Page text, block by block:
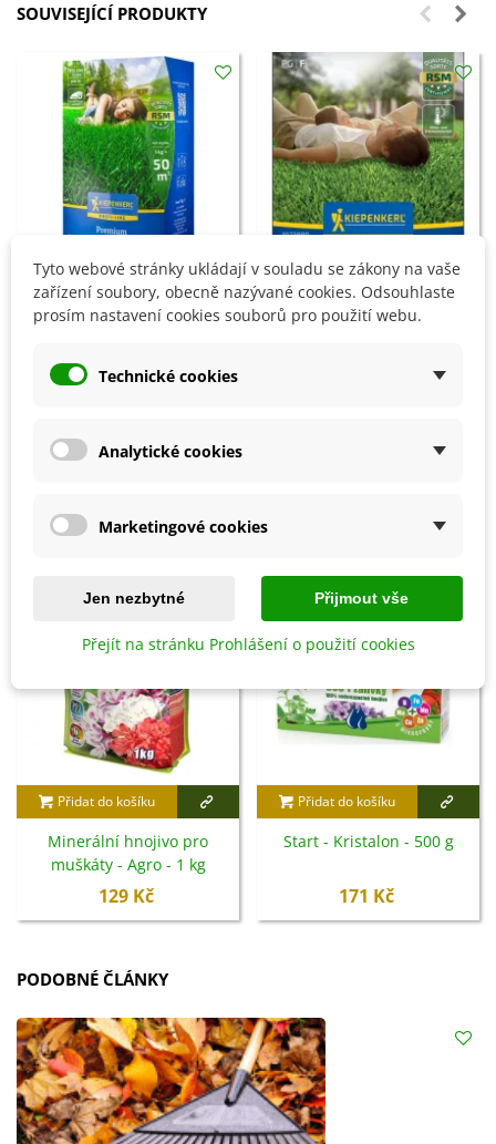
SOUVISEJÍCÍ PRODUKTY
Přidat do košíku
Premium Tmavozelený trávník -
Kiepenkerl - travní směs - 1 kg
Přidat do košíku
Kiepenkerl - travní směs - 25 g
Přidat do košíku
Minerální hnojivo pro
muškáty - Agro - 1 kg
129 Kč
Přidat do košíku
Start - Kristalon - 500 g
171 Kč
PODOBNÉ ČLÁNKY
Tyto webové stránky ukládají v souladu se zákony na vaše
zařízení soubory, obecně nazývané cookies. Odsouhlaste
prosím nastavení cookies souborů pro použití webu.
Technické cookies
Analytické cookies
Marketingové cookies
Jen nezbytné Přijmout vše
Přejít na stránku Prohlášení o použití cookies